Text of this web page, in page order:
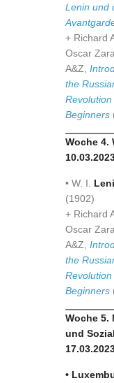
Lenin und
+ Richard
Oscar
A&Z,
the
Revolution
Beginners
Woche 4.
• W. I.
(1902)
+ Richard
Oscar
A&Z,
the
Revolution
Beginners
Woche 5.
und
•